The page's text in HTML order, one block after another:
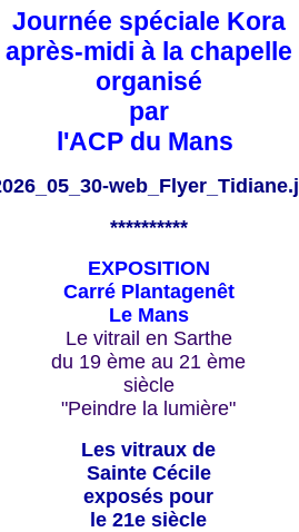
Journée spéciale Kora
après-midi à la chapelle
organisé
par
l'ACP du Mans
**********
EXPOSITION
Carré Plantagenêt
Le Mans
Le vitrail en Sarthe
du 19 ème au 21 ème
siècle
"Peindre la lumière"
Les vitraux de
Sainte Cécile
exposés pour
le 21e siècle